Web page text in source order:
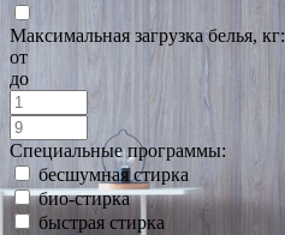
Максимальная загрузка белья, кг:
от
до
Специальные программы:
бесшумная стирка
био-стирка
быстрая стирка